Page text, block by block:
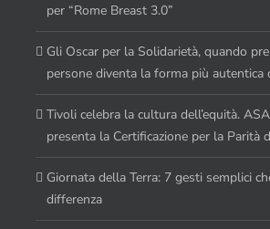
per “Rome Breast 3.0”
Gli Oscar per la Solidarietà, quando
persone diventa la forma più autentica
Tivoli celebra la cultura dell’equità.
presenta la Certificazione per la Parità
Giornata della Terra: 7 gesti semplici
differenza